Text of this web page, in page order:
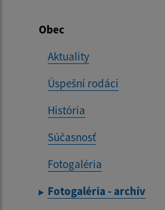
Obec
Aktuality
Úspešní rodáci
História
Súčasnosť
Fotogaléria
Fotogaléria - archív